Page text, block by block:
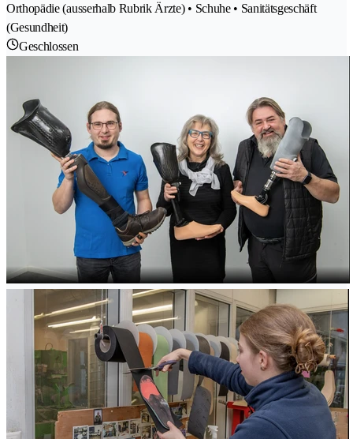
Orthopädie (ausserhalb Rubrik Ärzte) • Schuhe • Sanitätsgeschäft
(Gesundheit)
Geschlossen